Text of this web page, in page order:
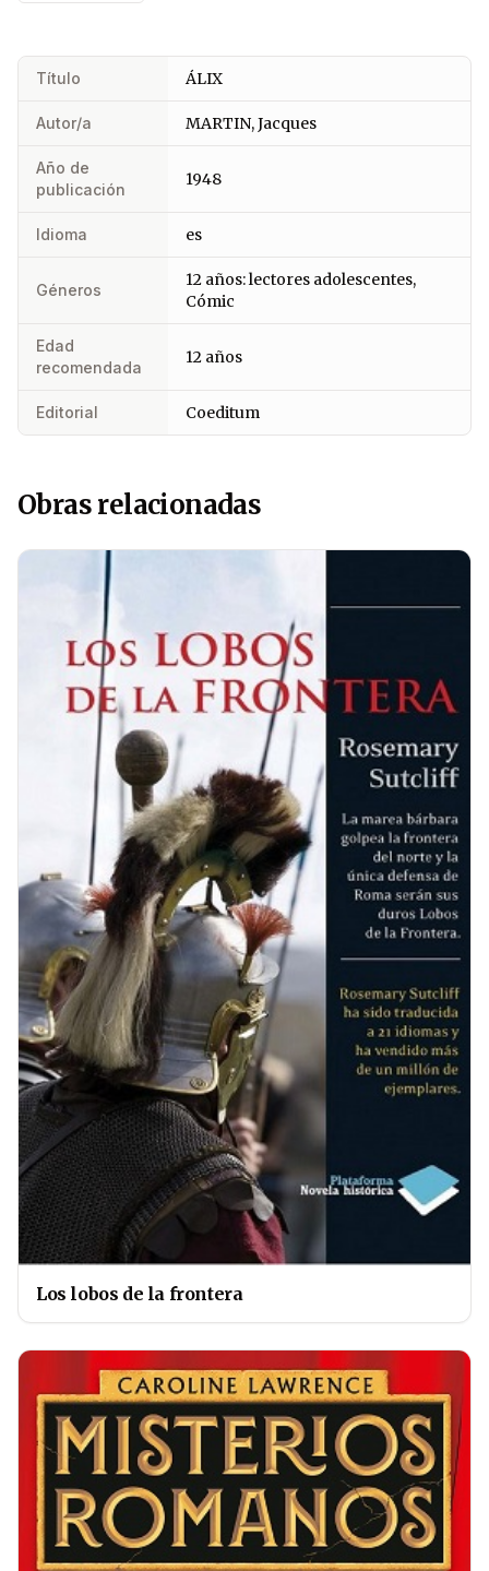
Título ÁLIX
Autor/a MARTIN, Jacques
Año de
publicación
1948
Idioma es
Géneros
12 años: lectores adolescentes,
Cómic
Edad
recomendada
12 años
Editorial Coeditum
Obras relacionadas
Los lobos de la frontera